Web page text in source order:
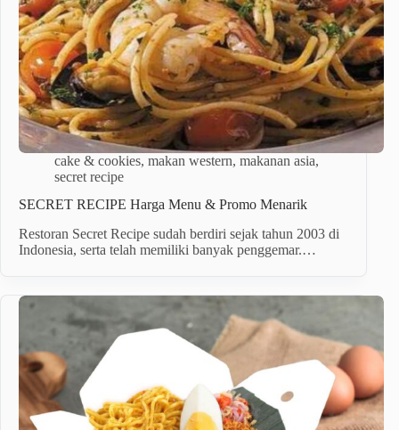
cake & cookies, makan western, makanan asia,
secret recipe
SECRET RECIPE Harga Menu & Promo Menarik
Restoran Secret Recipe sudah berdiri sejak tahun 2003 di
Indonesia, serta telah memiliki banyak penggemar.…